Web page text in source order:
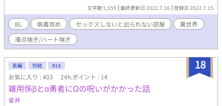
文字数 5,559 最終更新日 2022.7.16 登録日 2022.7.15
BL 執着攻め セックスしないと出られない部屋
異世界
濁点喘ぎ/ハート喘ぎ
18
長編 完結 R18
お気に入り : 403 24h.ポイント : 14
雑用係βとα勇者にΩの呪いがかかった話
星井